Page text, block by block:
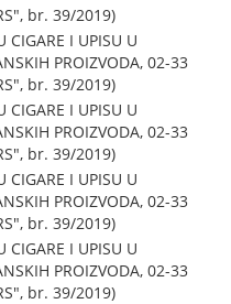
br. 39/2019)
CIGARE I UPISU U
PROIZVODA, 02-33
br. 39/2019)
CIGARE I UPISU U
PROIZVODA, 02-33
br. 39/2019)
CIGARE I UPISU U
PROIZVODA, 02-33
br. 39/2019)
CIGARE I UPISU U
PROIZVODA, 02-33
br. 39/2019)